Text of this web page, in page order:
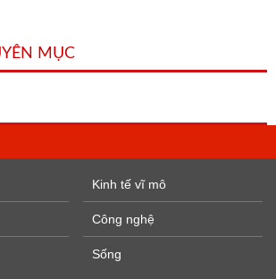
MỤC
Kinh tế vĩ mô
Công nghệ
Sống